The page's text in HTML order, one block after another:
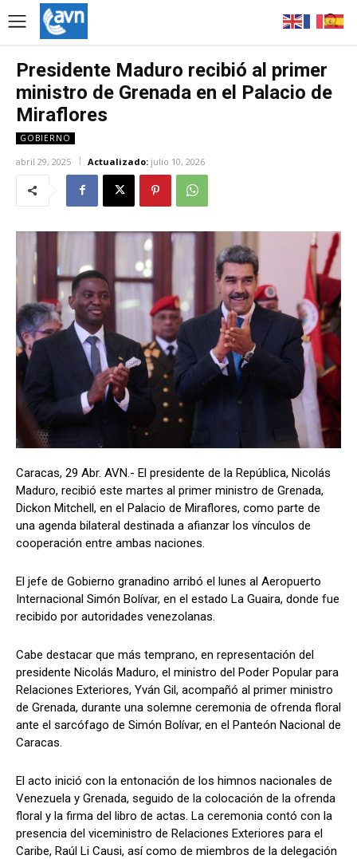
Presidente Maduro recibió al primer
ministro de Grenada en el Palacio de
Miraflores
GOBIERNO
abril 29, 2025 Actualizado: julio 10, 2026
Caracas, 29 Abr. AVN.- El presidente de la República, Nicolás
Maduro, recibió este martes al primer ministro de Grenada,
Dickon Mitchell, en el Palacio de Miraflores, como parte de
una agenda bilateral destinada a afianzar los vínculos de
cooperación entre ambas naciones.
El jefe de Gobierno granadino arribó el lunes al Aeropuerto
Internacional Simón Bolívar, en el estado La Guaira, donde fue
recibido por autoridades venezolanas.
Cabe destacar que más temprano, en representación del
presidente Nicolás Maduro, el ministro del Poder Popular para
Relaciones Exteriores, Yván Gil, acompañó al primer ministro
de Grenada, durante una solemne ceremonia de ofrenda floral
ante el sarcófago de Simón Bolívar, en el Panteón Nacional de
Caracas.
El acto inició con la entonación de los himnos nacionales de
Venezuela y Grenada, seguido de la colocación de la ofrenda
floral y la firma del libro de actas. La ceremonia contó con la
presencia del viceministro de Relaciones Exteriores para el
Caribe, Raúl Li Causi, así como de miembros de la delegación